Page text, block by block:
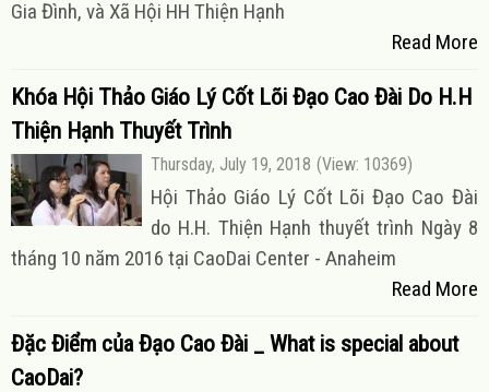
Gia Đình, và Xã Hội HH Thiện Hạnh
Read More
Khóa Hội Thảo Giáo Lý Cốt Lõi Đạo Cao Đài Do H.H
Thiện Hạnh Thuyết Trình
Thursday, July 19, 2018 (View: 10369)
Hội Thảo Giáo Lý Cốt Lõi Đạo Cao Đài
do H.H. Thiện Hạnh thuyết trình Ngày 8
tháng 10 năm 2016 tại CaoDai Center - Anaheim
Read More
Đặc Điểm của Đạo Cao Đài _ What is special about
CaoDai?